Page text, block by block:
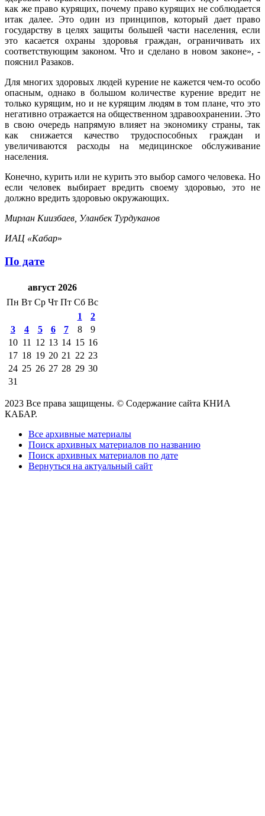
как же право курящих, почему право курящих не соблюдается
итак далее. Это один из принципов, который дает право
государству в целях защиты большей части населения, если
это касается охраны здоровья граждан, ограничивать их
соответствующим законом. Что и сделано в новом законе», -
пояснил Разаков.
Для многих здоровых людей курение не кажется чем-то особо
опасным, однако в большом количестве курение вредит не
только курящим, но и не курящим людям в том плане, что это
негативно отражается на общественном здравоохранении. Это
в свою очередь напрямую влияет на экономику страны, так
как снижается качество трудоспособных граждан и
увеличиваются расходы на медицинское обслуживание
населения.
Конечно, курить или не курить это выбор самого человека. Но
если человек выбирает вредить своему здоровью, это не
должно вредить здоровью окружающих.
Мирлан Киизбаев, Уланбек Турдуканов
ИАЦ «Кабар»
По дате
август 2026
Пн Вт Ср Чт Пт Сб Вс
1
2
3
4 5 6 7 8
9
10 11 12 13 14 15 16
17 18 19 20 21 22 23
24 25 26 27 28 29 30
31
2023 Все права защищены. © Содержание сайта КНИА
КАБАР.
Все архивные материалы
Поиск архивных материалов по названию
Поиск архивных материалов по дате
Вернуться на актуальный сайт